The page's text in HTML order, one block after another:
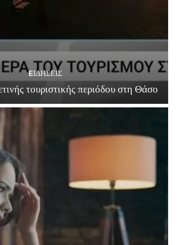
EΙΔΗΣΕΙΣ
τουριστικής περιόδου στη Θάσο